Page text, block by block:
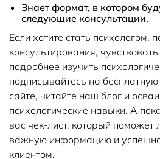
Знает формат, в котором
следующие консультации.
Если хотите стать психологом,
консультирования,
подробнее изучить
подписывайтесь на
сайте, читайте наш блог и
психологические навыки. А
вас чек-лист, который поможет
важную информацию и успешно
клиентом.